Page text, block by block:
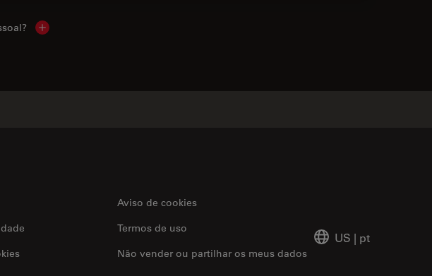
Show local contacts
Aviso de cookies
Não vender ou partilhar os meus dados
Termos de uso
US | pt